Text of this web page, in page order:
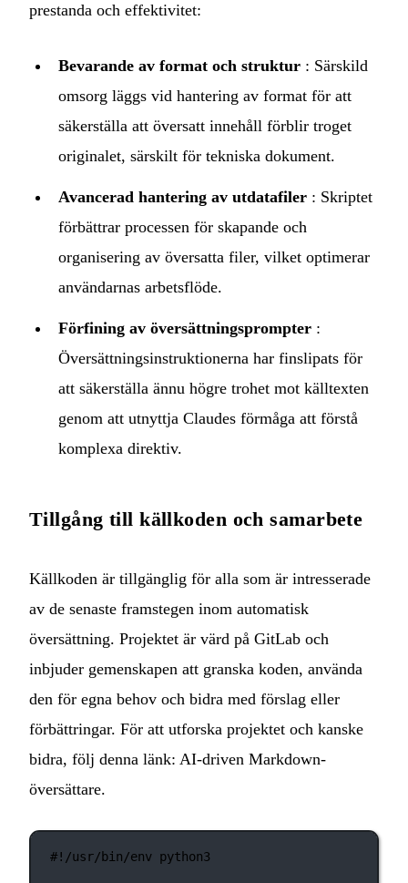
prestanda och effektivitet:
Bevarande av format och struktur : Särskild
omsorg läggs vid hantering av format för att
säkerställa att översatt innehåll förblir troget
originalet, särskilt för tekniska dokument.
Avancerad hantering av utdatafiler : Skriptet
förbättrar processen för skapande och
organisering av översatta filer, vilket optimerar
användarnas arbetsflöde.
Förfining av översättningsprompter :
Översättningsinstruktionerna har finslipats för
att säkerställa ännu högre trohet mot källtexten
genom att utnyttja Claudes förmåga att förstå
komplexa direktiv.
Tillgång till källkoden och samarbete
Källkoden är tillgänglig för alla som är intresserade
av de senaste framstegen inom automatisk
översättning. Projektet är värd på GitLab och
inbjuder gemenskapen att granska koden, använda
den för egna behov och bidra med förslag eller
förbättringar. För att utforska projektet och kanske
bidra, följ denna länk: AI-driven Markdown-
översättare.
#!/usr/bin/env python3